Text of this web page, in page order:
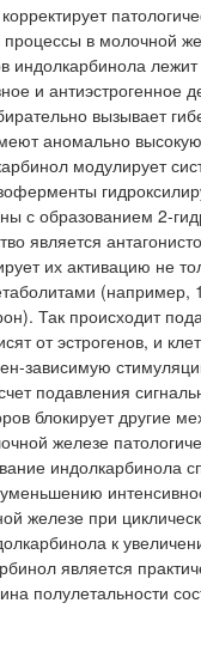
процессы в молочной
индолкарбинола лежит
и антиэстрогенное
вызывает
аномально
модулирует
с образованием 2-
является
их активацию не
(например,
Так происходит
от эстрогенов, и
зависимую
подавления
блокирует другие
железе
индолкарбинола
железе при
к
является
полулетальности